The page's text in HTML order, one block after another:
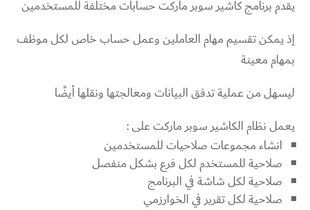
يقدم برنامج كاشير سوبر ماركت حسابات مختلفة للمستخدمين
إذ يمكن تقسيم مهام العاملين وعمل حساب خاص لكل موظف
بمهام معينة
ليسهل من عملية تدفق البيانات ومعالجتها ونقلها أيضًا
يعمل نظام الكاشير سوبر ماركت على :
انشاء مجموعات صلاحيات للمستخدمين
صلاحية للمستخدم لكل فرع بشكل منفصل
صلاحية لكل شاشة في البرنامج
صلاحية لكل تقرير في الخوارزمي